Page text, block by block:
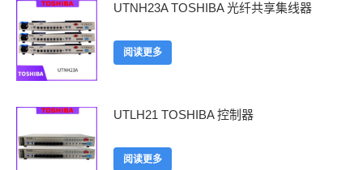
UTNH23A TOSHIBA 光纤共享集线器
阅读更多
UTLH21 TOSHIBA 控制器
阅读更多